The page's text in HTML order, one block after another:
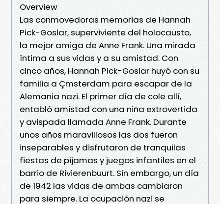
Overview
Las conmovedoras memorias de Hannah
Pick-Goslar, superviviente del holocausto,
la mejor amiga de Anne Frank. Una mirada
íntima a sus vidas y a su amistad. Con
cinco años, Hannah Pick-Goslar huyó con su
familia a Çmsterdam para escapar de la
Alemania nazi. El primer día de cole allí,
entabló amistad con una niña extrovertida
y avispada llamada Anne Frank. Durante
unos años maravillosos las dos fueron
inseparables y disfrutaron de tranquilas
fiestas de pijamas y juegos infantiles en el
barrio de Rivierenbuurt. Sin embargo, un día
de 1942 las vidas de ambas cambiaron
para siempre. La ocupación nazi se